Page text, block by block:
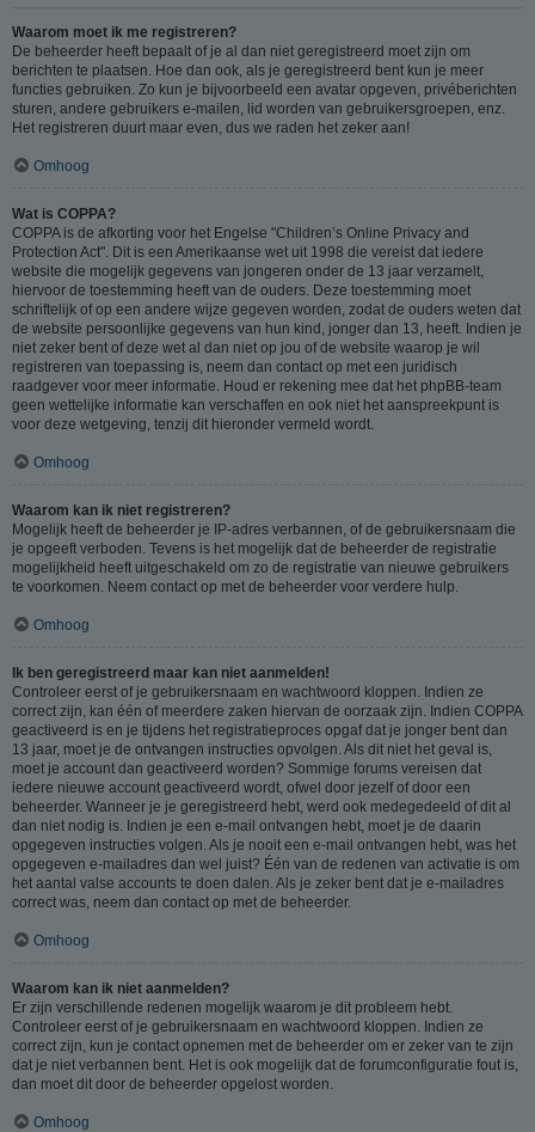
Waarom moet ik me registreren?
De beheerder heeft bepaalt of je al dan niet geregistreerd moet zijn om
berichten te plaatsen. Hoe dan ook, als je geregistreerd bent kun je meer
functies gebruiken. Zo kun je bijvoorbeeld een avatar opgeven, privéberichten
sturen, andere gebruikers e-mailen, lid worden van gebruikersgroepen, enz.
Het registreren duurt maar even, dus we raden het zeker aan!
Omhoog
Wat is COPPA?
COPPA is de afkorting voor het Engelse "Children’s Online Privacy and
Protection Act". Dit is een Amerikaanse wet uit 1998 die vereist dat iedere
website die mogelijk gegevens van jongeren onder de 13 jaar verzamelt,
hiervoor de toestemming heeft van de ouders. Deze toestemming moet
schriftelijk of op een andere wijze gegeven worden, zodat de ouders weten dat
de website persoonlijke gegevens van hun kind, jonger dan 13, heeft. Indien je
niet zeker bent of deze wet al dan niet op jou of de website waarop je wil
registreren van toepassing is, neem dan contact op met een juridisch
raadgever voor meer informatie. Houd er rekening mee dat het phpBB-team
geen wettelijke informatie kan verschaffen en ook niet het aanspreekpunt is
voor deze wetgeving, tenzij dit hieronder vermeld wordt.
Omhoog
Waarom kan ik niet registreren?
Mogelijk heeft de beheerder je IP-adres verbannen, of de gebruikersnaam die
je opgeeft verboden. Tevens is het mogelijk dat de beheerder de registratie
mogelijkheid heeft uitgeschakeld om zo de registratie van nieuwe gebruikers
te voorkomen. Neem contact op met de beheerder voor verdere hulp.
Omhoog
Ik ben geregistreerd maar kan niet aanmelden!
Controleer eerst of je gebruikersnaam en wachtwoord kloppen. Indien ze
correct zijn, kan één of meerdere zaken hiervan de oorzaak zijn. Indien COPPA
geactiveerd is en je tijdens het registratieproces opgaf dat je jonger bent dan
13 jaar, moet je de ontvangen instructies opvolgen. Als dit niet het geval is,
moet je account dan geactiveerd worden? Sommige forums vereisen dat
iedere nieuwe account geactiveerd wordt, ofwel door jezelf of door een
beheerder. Wanneer je je geregistreerd hebt, werd ook medegedeeld of dit al
dan niet nodig is. Indien je een e-mail ontvangen hebt, moet je de daarin
opgegeven instructies volgen. Als je nooit een e-mail ontvangen hebt, was het
opgegeven e-mailadres dan wel juist? Één van de redenen van activatie is om
het aantal valse accounts te doen dalen. Als je zeker bent dat je e-mailadres
correct was, neem dan contact op met de beheerder.
Omhoog
Waarom kan ik niet aanmelden?
Er zijn verschillende redenen mogelijk waarom je dit probleem hebt.
Controleer eerst of je gebruikersnaam en wachtwoord kloppen. Indien ze
correct zijn, kun je contact opnemen met de beheerder om er zeker van te zijn
dat je niet verbannen bent. Het is ook mogelijk dat de forumconfiguratie fout is,
dan moet dit door de beheerder opgelost worden.
Omhoog